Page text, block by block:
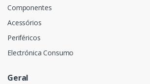
Componentes
Acessórios
Periféricos
Electrónica Consumo
Geral